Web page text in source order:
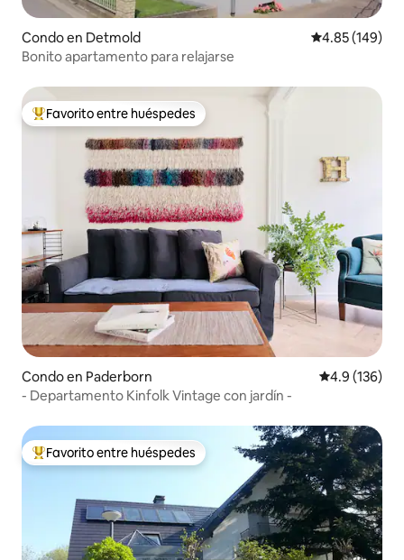
Condo en Detmold Calificación
4.85 (149)
Bonito apartamento para relajarse
Favorito entre huéspedes preferido
Favorito entre huéspedes
Condo en Paderborn Calificación
4.9 (136)
- Departamento Kinfolk Vintage con jardín -
Favorito entre huéspedes preferido
Favorito entre huéspedes